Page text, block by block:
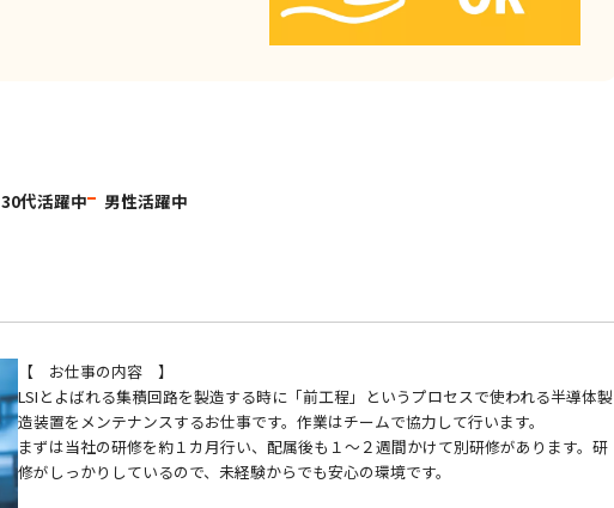
30代活躍中 男性活躍中
【 お仕事の内容 】
LSIとよばれる集積回路を製造する時に「前工程」というプロセスで使われる半導体製
造装置をメンテナンスするお仕事です。作業はチームで協力して行います。
まずは当社の研修を約１カ月行い、配属後も１～２週間かけて別研修があります。研
修がしっかりしているので、未経験からでも安心の環境です。